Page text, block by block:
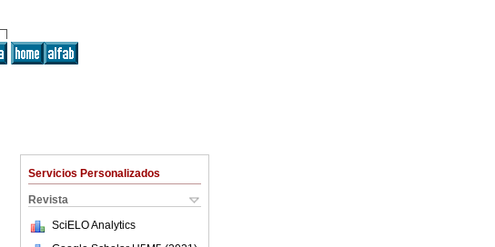
Servicios Personalizados
Revista
SciELO Analytics